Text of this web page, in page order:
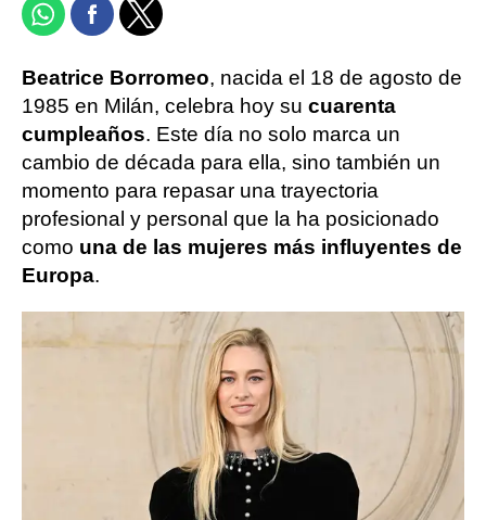
Beatrice Borromeo, nacida el 18 de agosto de
1985 en Milán, celebra hoy su cuarenta
cumpleaños. Este día no solo marca un
cambio de década para ella, sino también un
momento para repasar una trayectoria
profesional y personal que la ha posicionado
como una de las mujeres más influyentes de
Europa.